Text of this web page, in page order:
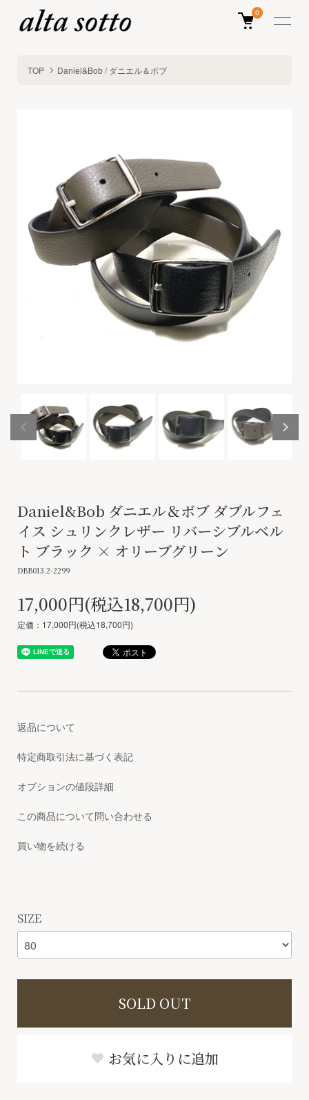
0
TOP Daniel&Bob / ダニエル＆ボブ
Daniel&Bob ダニエル＆ボブ ダブルフェ
イス シュリンクレザー リバーシブルベル
ト ブラック × オリーブグリーン
DBB013.2-2299
17,000円(税込18,700円)
定価：17,000円(税込18,700円)
返品について
特定商取引法に基づく表記
オプションの値段詳細
この商品について問い合わせる
買い物を続ける
SIZE
SOLD OUT
お気に入りに追加